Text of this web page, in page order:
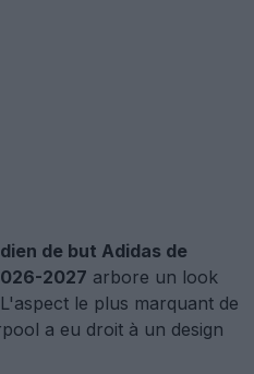
de but Adidas de
2027 arbore un look
le plus marquant de
a eu droit à un design